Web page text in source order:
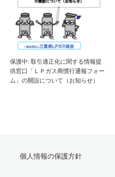
保護中: 取引適正化に関する情報提
供窓口「ＬＰガス商慣行通報フォー
ム」の開設について（お知らせ）
個人情報の保護方針